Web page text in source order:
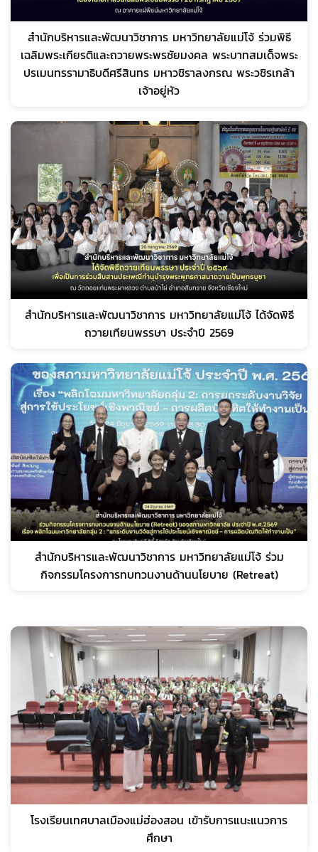
สำนักบริหารและพัฒนาวิชาการ มหาวิทยาลัยแม่โจ้ ร่วมพิธี
เฉลิมพระเกียรติและถวายพระพรชัยมงคล พระบาทสมเด็จพระ
ปรเมนทรรามาธิบดีศรีสินทร มหาวชิราลงกรณ พระวชิรเกล้า
เจ้าอยู่หัว
สำนักบริหารและพัฒนาวิชาการ มหาวิทยาลัยแม่โจ้ ได้จัดพิธี
ถวายเทียนพรรษา ประจำปี 2569
สำนักบริหารและพัฒนาวิชาการ มหาวิทยาลัยแม่โจ้ ร่วม
กิจกรรมโครงการทบทวนงานด้านนโยบาย (Retreat)
โรงเรียนเทศบาลเมืองแม่ฮ่องสอน เข้ารับการแนะแนวการ
ศึกษา